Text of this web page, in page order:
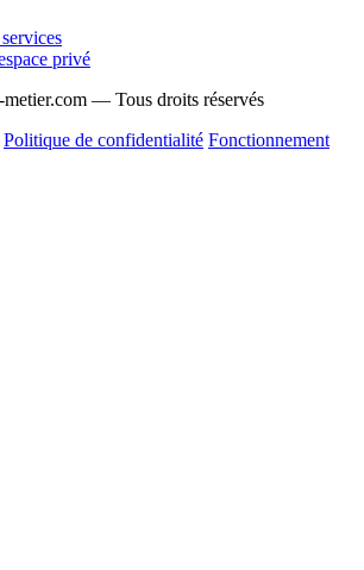
privé
— Tous droits réservés
Politique de confidentialité Fonctionnement